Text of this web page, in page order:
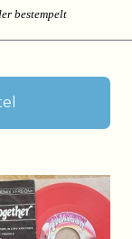
bestempelt